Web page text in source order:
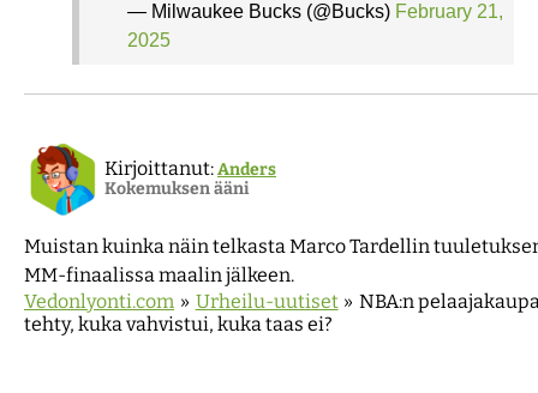
— Milwaukee Bucks (@Bucks) February 21,
2025
Kirjoittanut:Anders
Kokemuksen ääni
Muistan kuinka näin telkasta Marco Tardellin
MM-finaalissa maalin jälkeen.
Vedonlyonti.com » Urheilu-uutiset » NBA:n
tehty, kuka vahvistui, kuka taas ei?